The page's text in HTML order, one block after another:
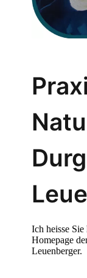
Ich heisse
Homepage
Leuenberger.